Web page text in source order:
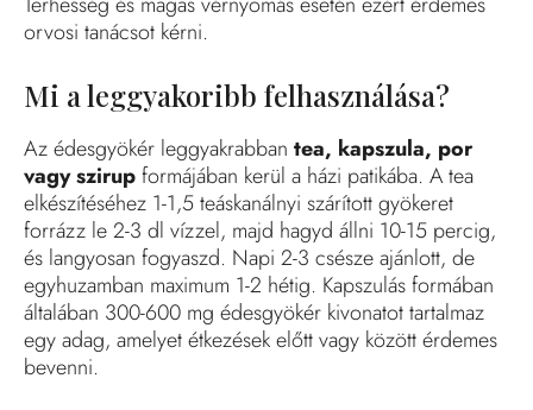
orvosi tanácsot kérni.
Mi a leggyakoribb felhasználása?
Az édesgyökér leggyakrabban tea, kapszula, por
vagy szirupformájában kerül a házi patikába. A tea
elkészítéséhez 1-1,5 teáskanálnyi szárított gyökeret
forrázz le 2-3 dl vízzel, majd hagyd állni 10-15 percig,
és langyosan fogyaszd. Napi 2-3 csésze ajánlott, de
egyhuzamban maximum 1-2 hétig. Kapszulás formában
általában 300-600 mg édesgyökér kivonatot tartalmaz
egy adag, amelyet étkezések előtt vagy között érdemes
bevenni.